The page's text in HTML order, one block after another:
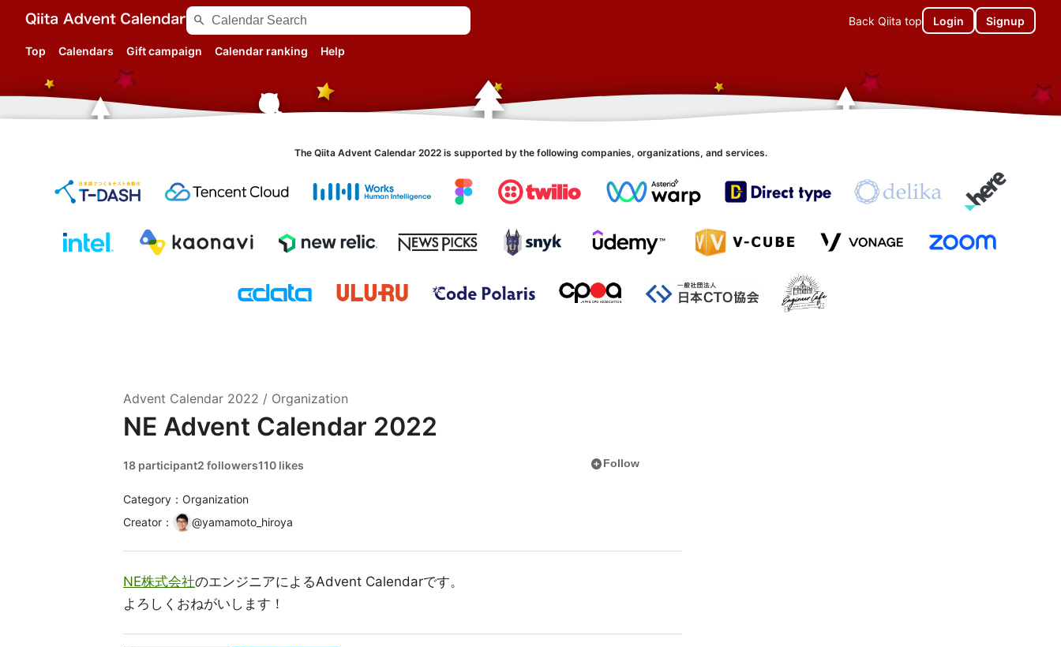
search Back Qiita top Login Signup
Top Calendars Gift campaign Calendar ranking Help
The Qiita Advent Calendar 2022 is supported by the following companies, organizations, and services.
Advent Calendar 2022 / Organization
NE Advent Calendar 2022
18 participant2 followers110 likes add_circleFollow
Category：Organization
Creator ： @yamamoto_hiroya
NE株式会社のエンジニアによるAdvent Calendarです。
よろしくおねがいします！